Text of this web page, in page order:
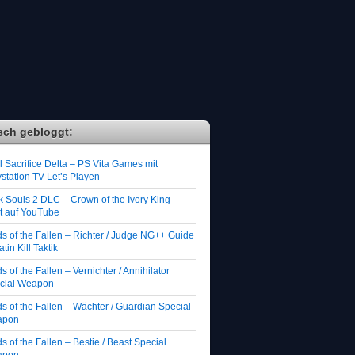
gebloggt:
Sacrifice Delta – PS Vita Games mit
TV Let’s Playen
Souls 2 DLC – Crown of the Ivory King –
auf YouTube
of the Fallen – Richter / Judge NG++ Guide
Kill Taktik
of the Fallen – Vernichter / Annihilator
Weapon
of the Fallen – Wächter / Guardian Special
of the Fallen – Bestie / Beast Special